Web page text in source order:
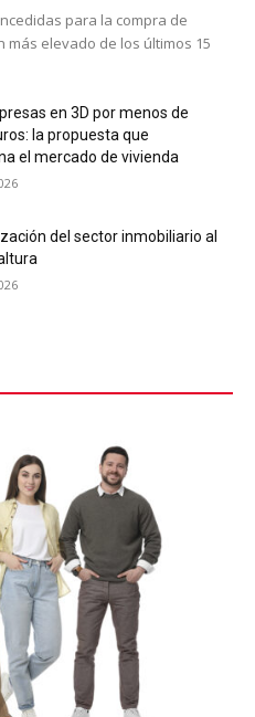
para la compra de
elevado de los últimos 15
en 3D por menos de
la propuesta que
el mercado de vivienda
del sector inmobiliario al